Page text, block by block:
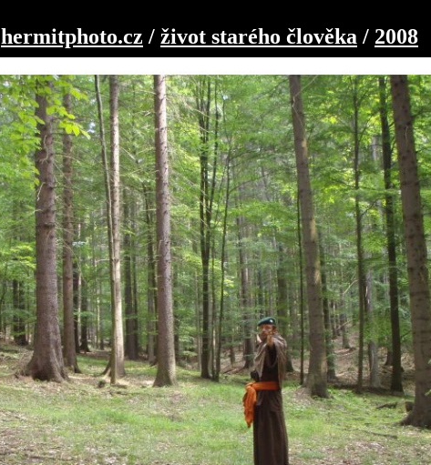
hermitphoto.cz / život starého člověka / 2008